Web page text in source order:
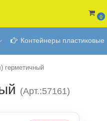
0
Контейнеры пластиковые
герметичный
(Арт.:57161)